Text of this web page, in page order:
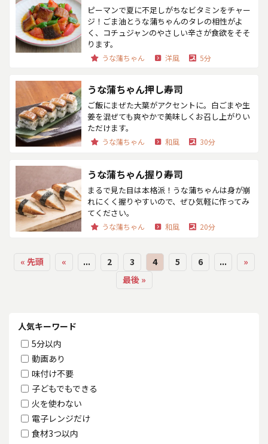
ピーマンで夏に不足しがちなビタミンをチャー
ジ！ごま油とうな蒲ちゃんのタレの相性がよ
く、コチュジャンのやさしい辛さが食欲をそそ
ります。
うな蒲ちゃん 洋風 5分
うな蒲ちゃん押し寿司
ご飯にまぜた大葉がアクセントに。白ごまや生
姜を混ぜても爽やかで美味しくお召し上がりい
ただけます。
うな蒲ちゃん 和風 30分
うな蒲ちゃん握り寿司
まるで見た目は本格派！うな蒲ちゃんは身が崩
れにくく握りやすいので、ぜひ気軽に作ってみ
てください。
うな蒲ちゃん 和風 20分
« 先頭 « ... 2 3 4 5 6 ...
»
最後 »
人気キーワード
5分以内
動画あり
味付け不要
子どもでもできる
火を使わない
電子レンジだけ
食材3つ以内